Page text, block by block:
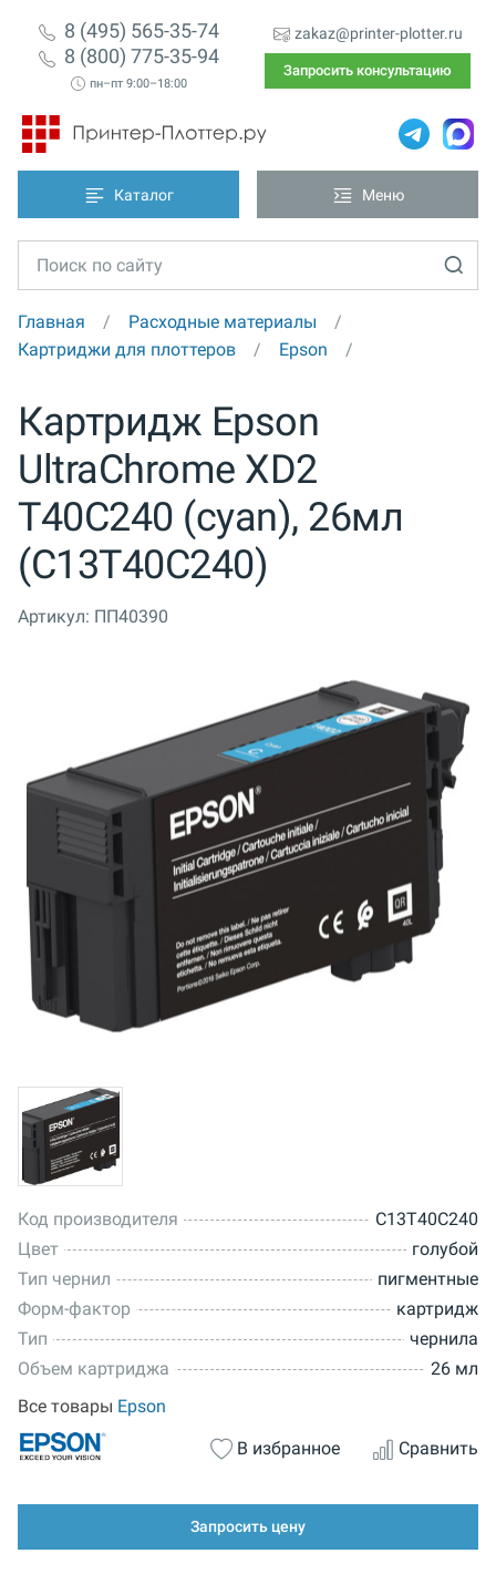
8 (495) 565-35-74
8 (800) 775-35-94
пн–пт 9:00–18:00
zakaz@printer-plotter.ru
Запросить консультацию
Каталог Меню
Главная
Расходные материалы
Картриджи для плоттеров
Epson
Картридж Epson
UltraChrome XD2
T40C240 (cyan), 26мл
(C13T40C240)
Артикул: ПП40390
Код производителя
C13T40C240
Цвет
голубой
Тип чернил
пигментные
Форм-фактор
картридж
Тип
чернила
Объем картриджа
26 мл
Все товары Epson
В избранное Сравнить
Запросить цену